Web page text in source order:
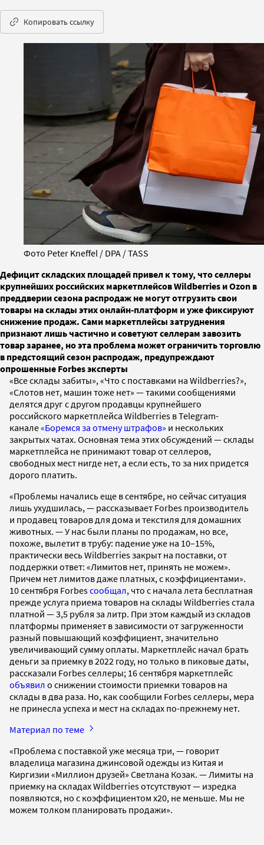
Копировать ссылку
Фото Peter Kneffel / DPA / TASS
Дефицит складских площадей привел к тому, что селлеры
крупнейших российских маркетплейсов Wildberries и Ozon в
преддверии сезона распродаж не могут отгрузить свои
товары на склады этих онлайн-платформ и уже фиксируют
снижение продаж. Сами маркетплейсы затруднения
признают лишь частично и советуют селлерам завозить
товар заранее, но эта проблема может ограничить торговлю
в предстоящий сезон распродаж, предупреждают
опрошенные Forbes эксперты
«Все склады забиты», «Что с поставками на Wildberries?»,
«Слотов нет, машин тоже нет» — такими сообщениями
делятся друг с другом продавцы крупнейшего
российского маркетплейса Wildberries в Telegram-
канале«Боремся за отмену штрафов» и нескольких
закрытых чатах. Основная тема этих обсуждений — склады
маркетплейса не принимают товар от селлеров,
свободных мест нигде нет, а если есть, то за них придется
дорого платить.
«Проблемы начались еще в сентябре, но сейчас ситуация
лишь ухудшилась, — рассказывает Forbes производитель
и продавец товаров для дома и текстиля для домашних
животных. — У нас были планы по продажам, но все,
похоже, вылетит в трубу: падение уже на 10–15%,
практически весь Wildberries закрыт на поставки, от
поддержки ответ: «Лимитов нет, принять не можем».
Причем нет лимитов даже платных, с коэффициентами».
10 сентября Forbesсообщал, что с начала лета бесплатная
прежде услуга приема товаров на склады Wildberries стала
платной — 3,5 рубля за литр. При этом каждый из складов
платформы применяет в зависимости от загруженности
разный повышающий коэффициент, значительно
увеличивающий сумму оплаты. Маркетплейс начал брать
деньги за приемку в 2022 году, но только в пиковые даты,
рассказали Forbes селлеры; 16 сентября маркетплейс
объявил о снижении стоимости приемки товаров на
склады в два раза. Но, как сообщили Forbes селлеры, мера
не принесла успеха и мест на складах по-прежнему нет.
Материал по теме
«Проблема с поставкой уже месяца три, — говорит
владелица магазина джинсовой одежды из Китая и
Киргизии «Миллион друзей» Светлана Козак. — Лимиты на
приемку на складах Wildberries отсутствуют — изредка
появляются, но с коэффициентом х20, не меньше. Мы не
можем толком планировать продажи».